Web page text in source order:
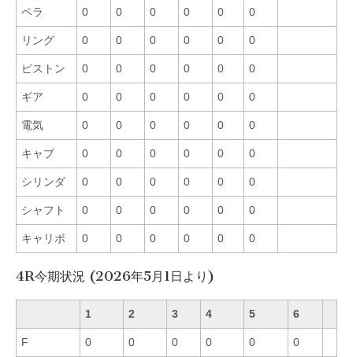
ペラ 0 0 0 0 0 0
リング 0 0 0 0 0 0
ピストン 0 0 0 0 0 0
ギア 0 0 0 0 0 0
電気 0 0 0 0 0 0
キャブ 0 0 0 0 0 0
シリンダ 0 0 0 0 0 0
シャフト 0 0 0 0 0 0
キャリボ 0 0 0 0 0 0
4R今期状況 (2026年5月1日より)
1 2 3 4 5 6
F 0 0 0 0 0 0